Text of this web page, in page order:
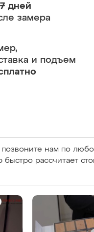
дней
замера
и подъем
нам по
рассчитает